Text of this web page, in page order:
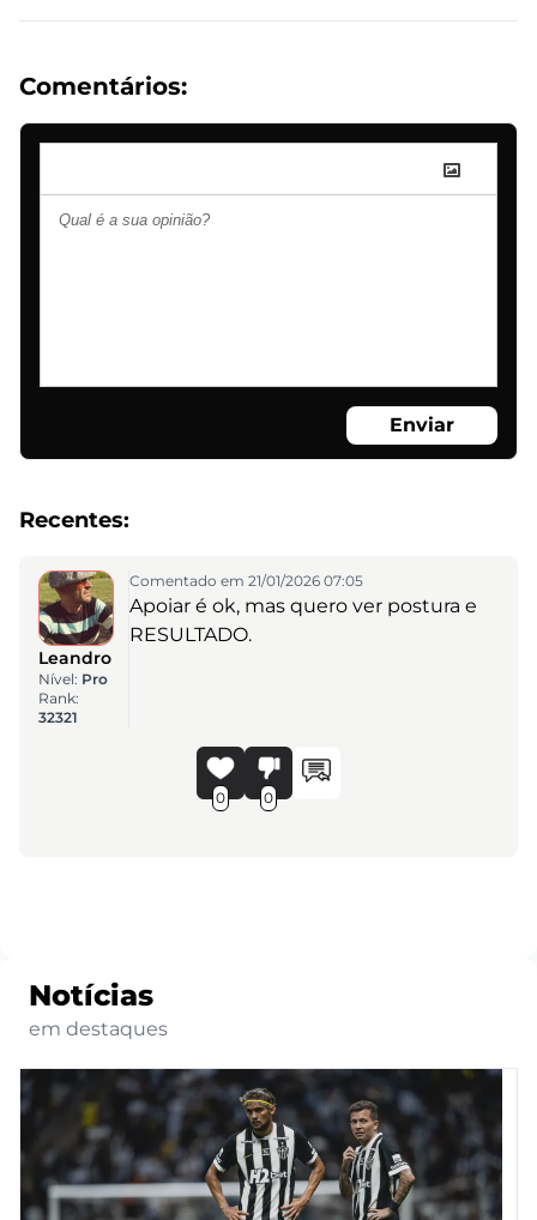
Comentários:
Enviar
Recentes:
Leandro
Nível: Pro
Rank:
32321
Comentado em 21/01/2026 07:05
Apoiar é ok, mas quero ver postura e
RESULTADO.
0 0
Notícias
em destaques